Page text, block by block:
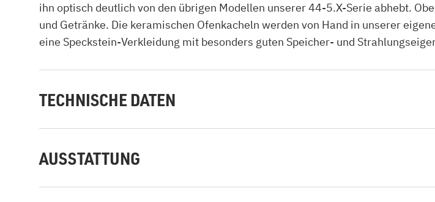
ihn optisch deutlich von den übrigen Modellen unserer 44-5.X-Serie abhebt.
und Getränke. Die keramischen Ofenkacheln werden von Hand in unserer
eine Speckstein-Verkleidung mit besonders guten Speicher- und
TECHNISCHE DATEN
AUSSTATTUNG